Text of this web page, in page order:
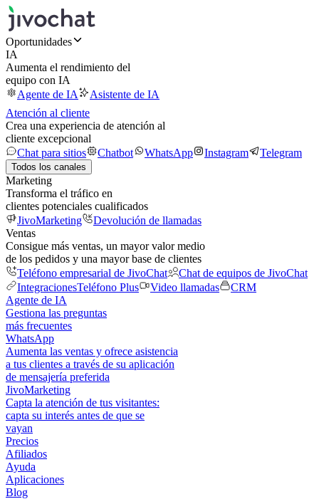
Oportunidades
IA
Aumenta el rendimiento del
equipo con IA
Agente de IA
Asistente de IA
Atención al cliente
Crea una experiencia de atención al
cliente excepcional
Chat para sitios
Chatbot WhatsApp Instagram Telegram
Todos los canales
Marketing
Transforma el tráfico en
clientes potenciales cualificados
JivoMarketing
Devolución de llamadas
Ventas
Consigue más ventas, un mayor valor medio
de los pedidos y una mayor base de clientes
Teléfono empresarial de JivoChat
Chat de equipos de JivoChat
IntegracionesTeléfono Plus Video llamadas
CRM
Agente de IA
Gestiona las preguntas
más frecuentes
WhatsApp
Aumenta las ventas y ofrece asistencia
a tus clientes a través de su aplicación
de mensajería preferida
JivoMarketing
Capta la atención de tus visitantes:
capta su interés antes de que se
vayan
Precios
Afiliados
Ayuda
Aplicaciones
Blog